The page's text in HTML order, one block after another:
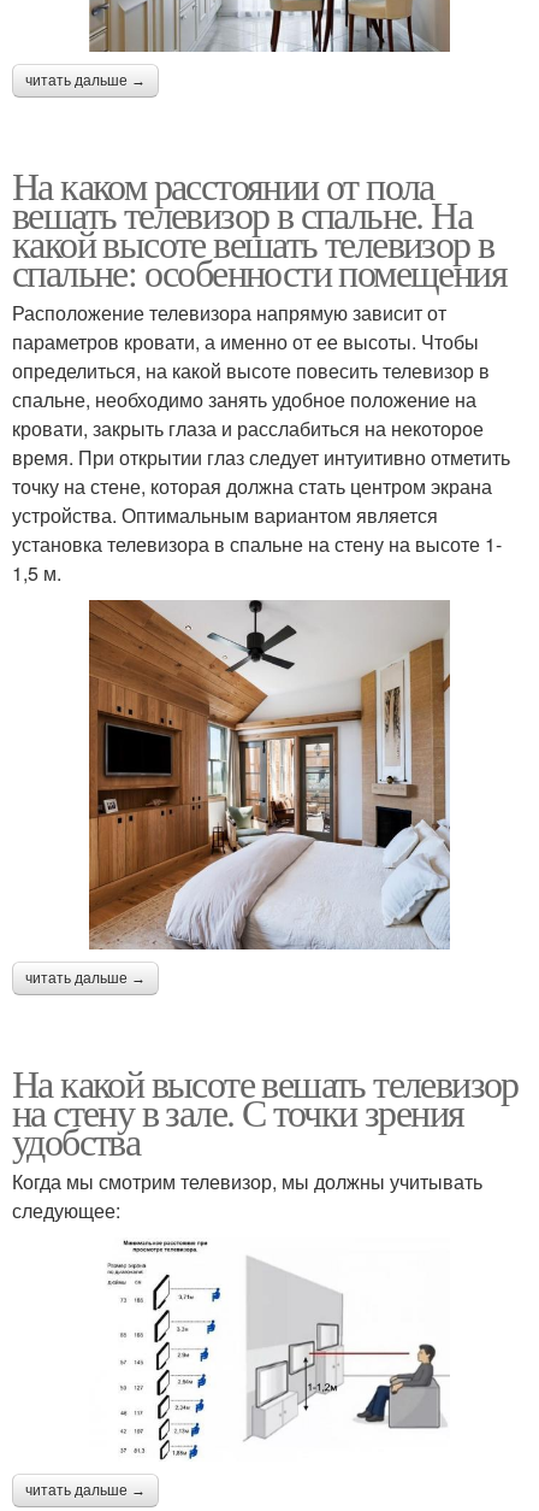
читать дальше →
На каком расстоянии от пола
вешать телевизор в спальне. На
какой высоте вешать телевизор в
спальне: особенности помещения
Расположение телевизора напрямую зависит от
параметров кровати, а именно от ее высоты. Чтобы
определиться, на какой высоте повесить телевизор в
спальне, необходимо занять удобное положение на
кровати, закрыть глаза и расслабиться на некоторое
время. При открытии глаз следует интуитивно отметить
точку на стене, которая должна стать центром экрана
устройства. Оптимальным вариантом является
установка телевизора в спальне на стену на высоте 1-
1,5 м.
читать дальше →
На какой высоте вешать телевизор
на стену в зале. С точки зрения
удобства
Когда мы смотрим телевизор, мы должны учитывать
следующее:
читать дальше →